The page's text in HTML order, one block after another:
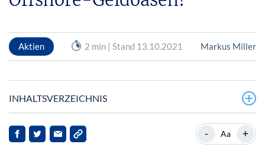
Aktien 2 min | Stand 13.10.2021 Markus Miller
INHALTSVERZEICHNIS
Von Abdullah II. von Jordanien bis zum Scheich
Mohammed bin Rashid
- Aa +